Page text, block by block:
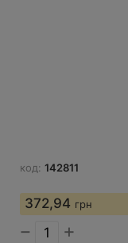
код: 142811
372,94 грн
− +